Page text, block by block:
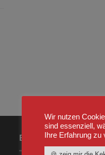
BESTSELLER
Wir nutzen
sind essenziell,
Ihre Erfahrung zu